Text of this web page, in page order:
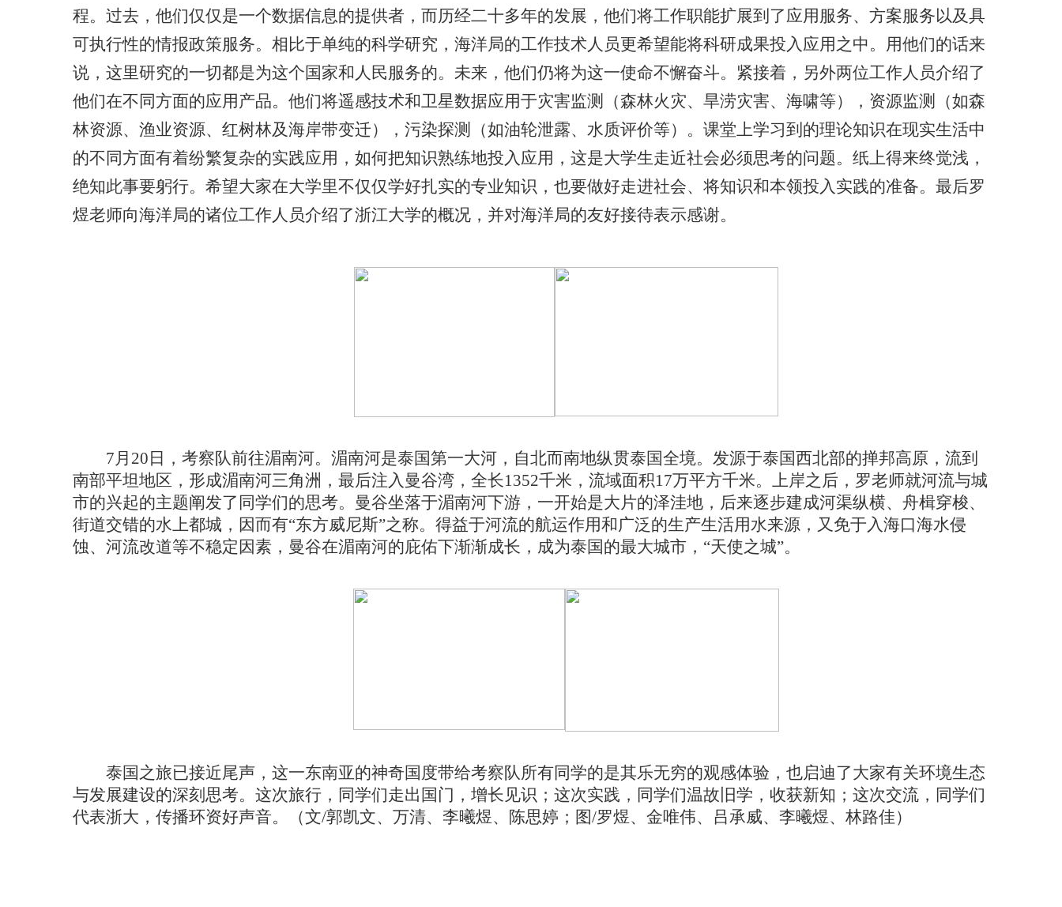
程。过去，他们仅仅是一个数据信息的提供者，而历经二十多年的发展，他们将工作职能扩展到了应用服务、方案服务以及具
可执行性的情报政策服务。相比于单纯的科学研究，海洋局的工作技术人员更希望能将科研成果投入应用之中。用他们的话来
说，这里研究的一切都是为这个国家和人民服务的。未来，他们仍将为这一使命不懈奋斗。紧接着，另外两位工作人员介绍了
他们在不同方面的应用产品。他们将遥感技术和卫星数据应用于灾害监测（森林火灾、旱涝灾害、海啸等），资源监测（如森
林资源、渔业资源、红树林及海岸带变迁），污染探测（如油轮泄露、水质评价等）。课堂上学习到的理论知识在现实生活中
的不同方面有着纷繁复杂的实践应用，如何把知识熟练地投入应用，这是大学生走近社会必须思考的问题。纸上得来终觉浅，
绝知此事要躬行。希望大家在大学里不仅仅学好扎实的专业知识，也要做好走进社会、将知识和本领投入实践的准备。最后罗
煜老师向海洋局的诸位工作人员介绍了浙江大学的概况，并对海洋局的友好接待表示感谢。
7月20日，考察队前往湄南河。湄南河是泰国第一大河，自北而南地纵贯泰国全境。发源于泰国西北部的掸邦高原，流到
南部平坦地区，形成湄南河三角洲，最后注入曼谷湾，全长1352千米，流域面积17万平方千米。上岸之后，罗老师就河流与城
市的兴起的主题阐发了同学们的思考。曼谷坐落于湄南河下游，一开始是大片的泽洼地，后来逐步建成河渠纵横、舟楫穿梭、
街道交错的水上都城，因而有“东方威尼斯”之称。得益于河流的航运作用和广泛的生产生活用水来源，又免于入海口海水侵
蚀、河流改道等不稳定因素，曼谷在湄南河的庇佑下渐渐成长，成为泰国的最大城市，“天使之城”。
泰国之旅已接近尾声，这一东南亚的神奇国度带给考察队所有同学的是其乐无穷的观感体验，也启迪了大家有关环境生态
与发展建设的深刻思考。这次旅行，同学们走出国门，增长见识；这次实践，同学们温故旧学，收获新知；这次交流，同学们
代表浙大，传播环资好声音。（文/郭凯文、万清、李曦煜、陈思婷；图/罗煜、金唯伟、吕承威、李曦煜、林路佳）